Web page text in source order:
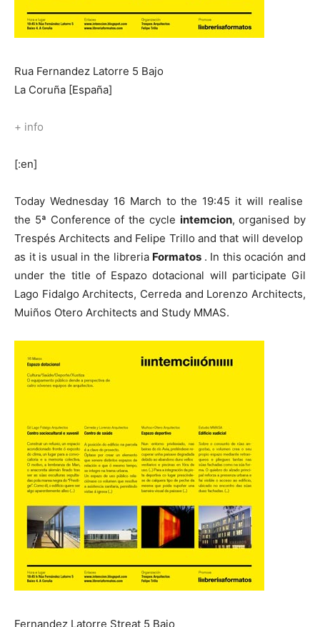
Rua Fernandez Latorre 5 Bajo
La Coruña [España]
+ info
[:en]
Today Wednesday 16 March to the 19:45 it will realise
the 5ª Conference of the cycle intemcion, organised by
Trespés Architects and Felipe Trillo and that will develop
as it is usual in the libreria Formatos . In this ocación and
under the title of Espazo dotacional will participate Gil
Lago Fidalgo Architects, Cerreda and Lorenzo Architects,
Muiños Otero Architects and Study MMAS.
Fernandez Latorre Streat 5 Bajo